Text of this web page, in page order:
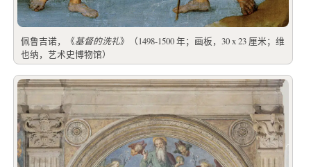
佩鲁吉诺，《基督的洗礼》（1498-1500 年；画板，30 x 23 厘米；维
也纳，艺术史博物馆）